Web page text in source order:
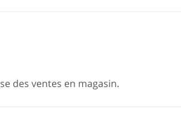
des ventes en magasin.